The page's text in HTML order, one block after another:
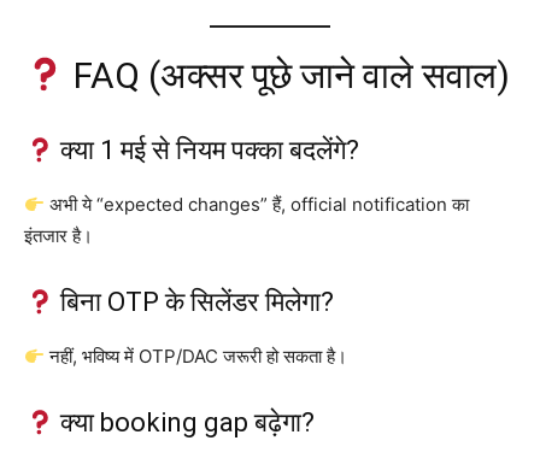
FAQ (अक्सर पूछे जाने वाले सवाल)
क्या 1 मई से नियम पक्का बदलेंगे?
अभी ये “expected changes” हैं, official notification का
इंतजार है।
बिना OTP के सिलेंडर मिलेगा?
नहीं, भविष्य में OTP/DAC जरूरी हो सकता है।
क्या booking gap बढ़ेगा?